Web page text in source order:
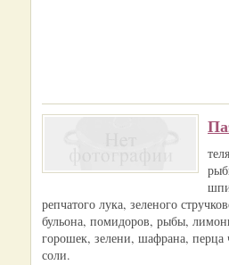
репчатого лука, зеленого
бульона, помидоров, рыбы,
горошек, зелени, шафрана, перца
соли.